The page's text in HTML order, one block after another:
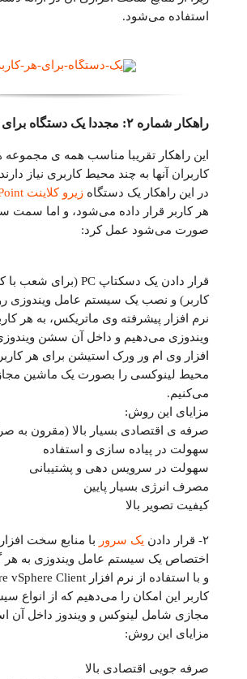
استفاده می‌شود.
راهکار شماره ۲: مجددا یک دستگاه برای هر کاربر
این راهکار تقریبا مناسب همه ی
کاربران آنها به چند محیط کاربری نیاز
در این راهکار یک دستگاه زیرو کلاینت vCloudPoint
هر کاربر قرار داده می‌شود، و اما سمت
صورت می‌شود عمل کرد:
کاربر) و نصب یک سیستم عامل ویندوزی
نرم افزار پیشرفته وی ماتریکس، به هر
ویندوزی می‌دهیم و داخل آن سشن
افزار وی ام ور ورک استیشن برای هر
محیط لینوکسی را بصورت یک ماشین
می‌کنیم.
مزایای این روش:
صرفه ی اقتصادی بسیار بالا (مقرون به
سهولت در پیاده سازی و استفاده
سهولت در سرویس دهی و پشتیبانی
مصرف انرژی بسیار پایین
کیفیت تصویر بالا
۲- قرار دادن یک سرور با منابع سخت
اختصاص یک سیستم عامل ویندوزی به هر
کاربر این امکان را می‌دهیم که از انواع
مجازی شامل لینوکس و ویندوز داخل آن
مزایای این روش:
صرفه جویی اقتصادی بالا